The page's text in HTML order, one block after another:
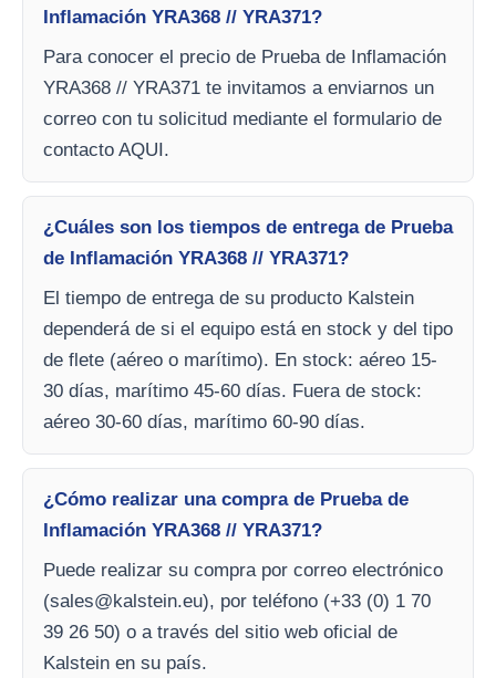
Inflamación YRA368 // YRA371?
Para conocer el precio de Prueba de Inflamación
YRA368 // YRA371 te invitamos a enviarnos un
correo con tu solicitud mediante el formulario de
contacto AQUI.
¿Cuáles son los tiempos de entrega de Prueba
de Inflamación YRA368 // YRA371?
El tiempo de entrega de su producto Kalstein
dependerá de si el equipo está en stock y del tipo
de flete (aéreo o marítimo). En stock: aéreo 15-
30 días, marítimo 45-60 días. Fuera de stock:
aéreo 30-60 días, marítimo 60-90 días.
¿Cómo realizar una compra de Prueba de
Inflamación YRA368 // YRA371?
Puede realizar su compra por correo electrónico
(sales@kalstein.eu), por teléfono (+33 (0) 1 70
39 26 50) o a través del sitio web oficial de
Kalstein en su país.